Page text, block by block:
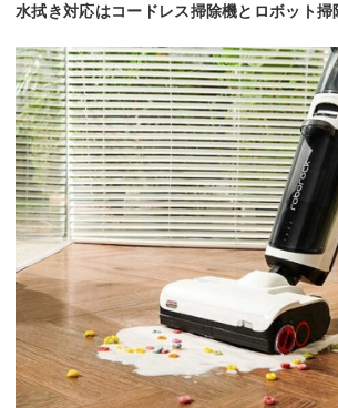
水拭き対応はコードレス掃除機とロボット掃